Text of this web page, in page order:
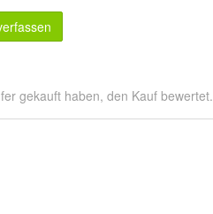
gekauft haben, den Kauf bewertet.